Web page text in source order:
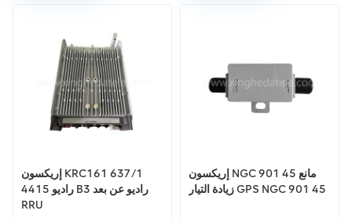
الجودة. ويتم توفير كل هذه
مستويات الجودة. ويتم توفير كل
إريكسون KRC161 637/1
راديو 4415 B3 راديو عن بعد
RRU
إريكسون NGC 901 45 مانع
زيادة التيار GPS NGC 901 45